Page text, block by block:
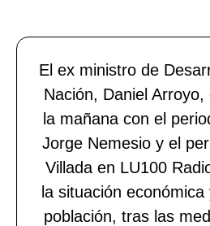
El ex ministro de
Nación, Daniel
la mañana con el
Jorge Nemesio y el
Villada en LU100
la situación
población, tras las